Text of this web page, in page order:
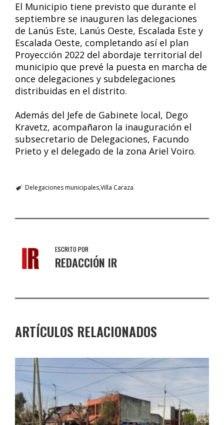
El Municipio tiene previsto que durante el
septiembre se inauguren las delegaciones
de Lanús Este, Lanús Oeste, Escalada Este y
Escalada Oeste, completando así el plan
Proyección 2022 del abordaje territorial del
municipio que prevé la puesta en marcha de
once delegaciones y subdelegaciones
distribuidas en el distrito.
Además del Jefe de Gabinete local, Dego
Kravetz, acompañaron la inauguración el
subsecretario de Delegaciones, Facundo
Prieto y el delegado de la zona Ariel Voiro.
Delegaciones municipalesVilla Caraza
ESCRITO POR
REDACCIÓN IR
ARTÍCULOS RELACIONADOS